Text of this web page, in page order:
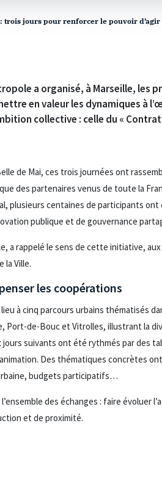
trois jours pour renforcer le pouvoir
a organisé, à Marseille,
en valeur les dynamiques à
collective : celle du « Contrat
de Mai, ces trois journées ont
des partenaires venus de toute la
plusieurs centaines de participants ont
publique et de gouvernance
a rappelé le sens de cette initiative,
la Ville.
les coopérations
à cinq parcours urbains thématisés
Port-de-Bouc et Vitrolles, illustrant la
suivants ont été rythmés par des
Des thématiques concrètes
budgets participatifs…
des échanges : faire évoluer
et de proximité.